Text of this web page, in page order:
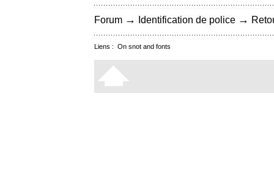
Forum → Identification de police →
Liens : On snot and fonts